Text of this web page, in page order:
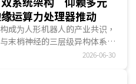
运算力处理器推动
成为人形机器人的产业共识，
末梢神经的三层级异构体系，
規劃等代理AI类任务、小脑层
2026-06-30